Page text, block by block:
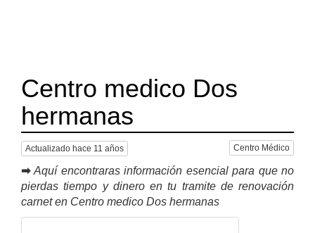
Centro medico Dos
hermanas
Actualizado hace 11 años Centro Médico
➡ Aquí encontraras información esencial para que no
pierdas tiempo y dinero en tu tramite de renovación
carnet en Centro medico Dos hermanas